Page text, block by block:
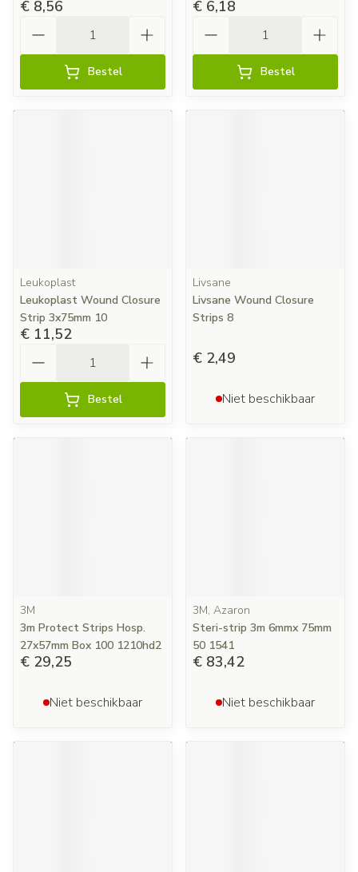
€ 8,56
Bestel
€ 6,18
Bestel
Leukoplast
Leukoplast Wound Closure
Strip 3x75mm 10
€ 11,52
Bestel
Livsane
Livsane Wound Closure
Strips 8
€ 2,49
Niet beschikbaar
3M
3m Protect Strips Hosp.
27x57mm Box 100 1210hd2
€ 29,25
Niet beschikbaar
3M, Azaron
Steri-strip 3m 6mmx 75mm
50 1541
€ 83,42
Niet beschikbaar